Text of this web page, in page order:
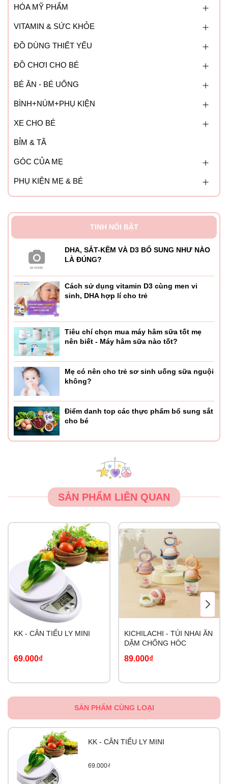
Với những bé mới bắt đầu tập ăn, mẹ nên lựa chọn những
loại rau củ chín mềm, quả tiết nhiều nước giúp bé dễ ăn
dùng có thể tráng lại bằng nước ấm.
HÓA MỸ PHẨM
VITAMIN & SỨC KHỎE
ĐỒ DÙNG THIẾT YẾU
ĐỒ CHƠI CHO BÉ
BÉ ĂN - BÉ UỐNG
BÌNH+NÚM+PHỤ KIỆN
XE CHO BÉ
BỈM & TÃ
GÓC CỦA MẸ
PHỤ KIỆN MẸ & BÉ
TINH NỔI BẬT
DHA, SẮT-KẼM VÀ D3 BỔ SUNG NHƯ NÀO
LÀ ĐÚNG?
Cách sử dụng vitamin D3 cùng men vi
sinh, DHA hợp lí cho trẻ
Tiêu chí chọn mua máy hâm sữa tốt mẹ
nên biết - Máy hâm sữa nào tốt?
Mẹ có nên cho trẻ sơ sinh uống sữa nguội
không?
Điểm danh top các thực phẩm bổ sung sắt
cho bé
SẢN PHẨM LIÊN QUAN
KK - CÂN TIỂU LY MINI
69.000₫
KICHILACHI - TÚI NHAI ĂN
DẶM CHỐNG HÓC
89.000₫
SẢN PHẨM CÙNG LOẠI
KK - CÂN TIỂU LY MINI
69.000₫